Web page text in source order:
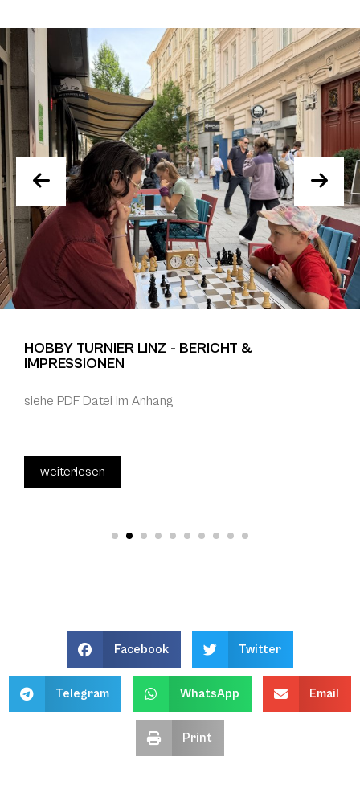
HOBBY TURNIER LINZ - BERICHT &
IMPRESSIONEN
siehe PDF Datei im Anhang
weiterlesen
Facebook Twitter
Telegram WhatsApp Email
Print